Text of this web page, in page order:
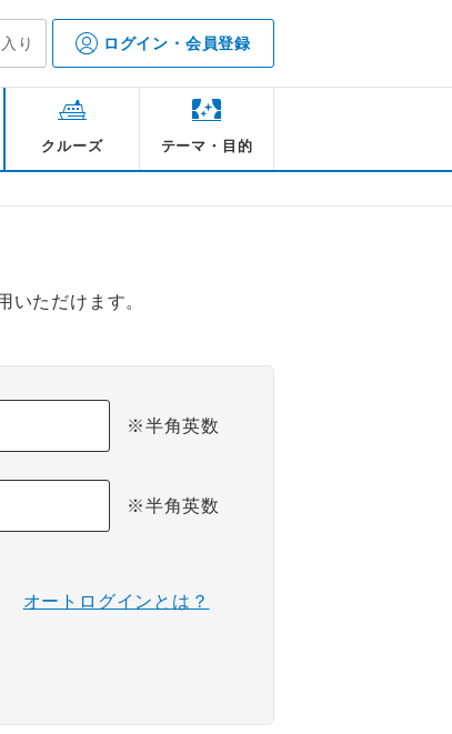
り ログイン・会員登録
クルーズ テーマ・目的
いただけます。
※半角英数
※半角英数
オートログインとは？